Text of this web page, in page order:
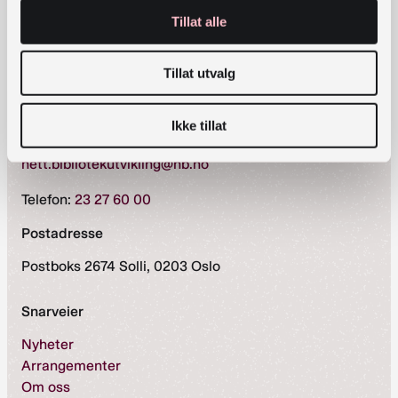
Tillat alle
Tillat utvalg
Ikke tillat
Arrangementets nettside
Kontaktinformasjon
bibliotekutvikling@nb.no
nett.bibliotekutvikling@nb.no
Telefon: 23 27 60 00
Postadresse
Postboks 2674 Solli, 0203 Oslo
Snarveier
Nyheter
Arrangementer
Om oss